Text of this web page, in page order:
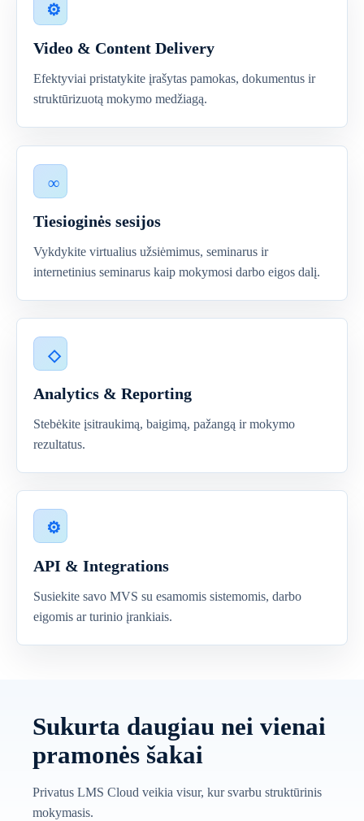
Video & Content Delivery
Efektyviai pristatykite įrašytas pamokas, dokumentus ir
struktūrizuotą mokymo medžiagą.
Tiesioginės sesijos
Vykdykite virtualius užsiėmimus, seminarus ir
internetinius seminarus kaip mokymosi darbo eigos dalį.
Analytics & Reporting
Stebėkite įsitraukimą, baigimą, pažangą ir mokymo
rezultatus.
API & Integrations
Susiekite savo MVS su esamomis sistemomis, darbo
eigomis ar turinio įrankiais.
Sukurta daugiau nei vienai
pramonės šakai
Privatus LMS Cloud veikia visur, kur svarbu struktūrinis
mokymasis.